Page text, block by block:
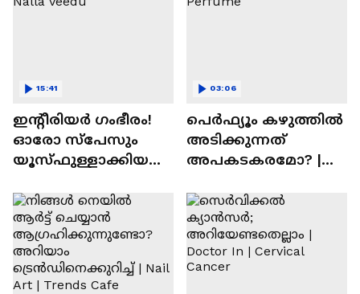
ഇന്റീരിയർ ഗംഭീരം!
ഓരോ സ്‌പേസും
യൂസ്ഫുള്ളാക്കിയ
15:41
പെർഫ്യൂം കഴുത്തിൽ
അടിക്കുന്നത്
അപകടകരമോ? |
03:06